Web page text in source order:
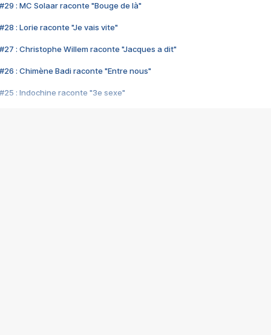
#29 : MC Solaar raconte "Bouge de là"
#28 : Lorie raconte "Je vais vite"
#27 : Christophe Willem raconte "Jacques a dit"
#26 : Chimène Badi raconte "Entre nous"
#25 : Indochine raconte "3e sexe"